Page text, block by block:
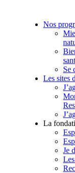
Nos
Se
Les sites
La
Je